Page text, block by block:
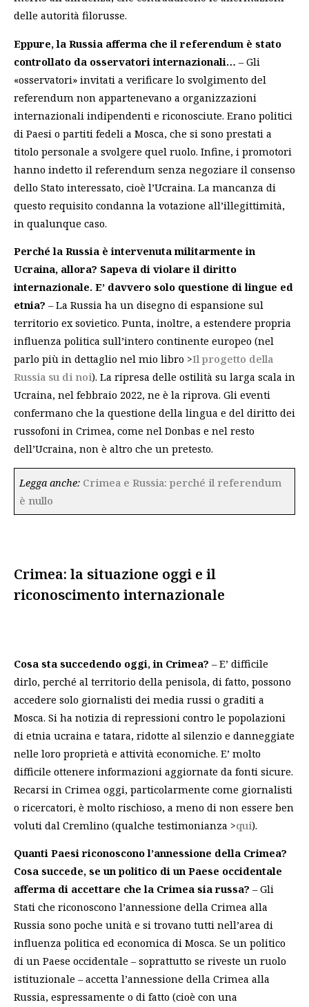
delle autorità filorusse.
Eppure, la Russia afferma che il referendum è stato
controllato da osservatori internazionali… – Gli
«osservatori» invitati a verificare lo svolgimento del
referendum non appartenevano a organizzazioni
internazionali indipendenti e riconosciute. Erano politici
di Paesi o partiti fedeli a Mosca, che si sono prestati a
titolo personale a svolgere quel ruolo. Infine, i promotori
hanno indetto il referendum senza negoziare il consenso
dello Stato interessato, cioè l’Ucraina. La mancanza di
questo requisito condanna la votazione all’illegittimità,
in qualunque caso.
Perché la Russia è intervenuta militarmente in
Ucraina, allora? Sapeva di violare il diritto
internazionale. E’ davvero solo questione di lingue ed
etnia? – La Russia ha un disegno di espansione sul
territorio ex sovietico. Punta, inoltre, a estendere propria
influenza politica sull’intero continente europeo (nel
parlo più in dettaglio nel mio libro >Il progetto della
Russia su di noi). La ripresa delle ostilità su larga scala in
Ucraina, nel febbraio 2022, ne è la riprova. Gli eventi
confermano che la questione della lingua e del diritto dei
russofoni in Crimea, come nel Donbas e nel resto
dell’Ucraina, non è altro che un pretesto.
Legga anche: Crimea e Russia: perché il referendum
è nullo
Crimea: la situazione oggi e il
riconoscimento internazionale
Cosa sta succedendo oggi, in Crimea? – E’ difficile
dirlo, perché al territorio della penisola, di fatto, possono
accedere solo giornalisti dei media russi o graditi a
Mosca. Si ha notizia di repressioni contro le popolazioni
di etnia ucraina e tatara, ridotte al silenzio e danneggiate
nelle loro proprietà e attività economiche. E’ molto
difficile ottenere informazioni aggiornate da fonti sicure.
Recarsi in Crimea oggi, particolarmente come giornalisti
o ricercatori, è molto rischioso, a meno di non essere ben
voluti dal Cremlino (qualche testimonianza >qui).
Quanti Paesi riconoscono l’annessione della Crimea?
Cosa succede, se un politico di un Paese occidentale
afferma di accettare che la Crimea sia russa? – Gli
Stati che riconoscono l’annessione della Crimea alla
Russia sono poche unità e si trovano tutti nell’area di
influenza politica ed economica di Mosca. Se un politico
di un Paese occidentale – soprattutto se riveste un ruolo
istituzionale – accetta l’annessione della Crimea alla
Russia, espressamente o di fatto (cioè con una